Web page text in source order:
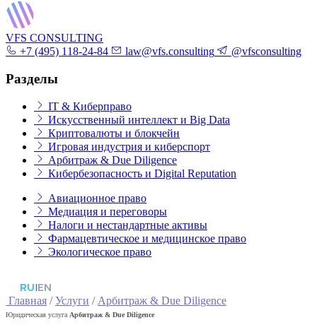
VFS CONSULTING
+7 (495) 118-24-84
law@vfs.consulting @vfsconsulting
Разделы
IT & Киберправо
Искусственный интеллект и Big Data
Криптовалюты и блокчейн
Игровая индустрия и киберспорт
Арбитраж & Due Diligence
Кибербезопасность и Digital Reputation
Авиационное право
Медиация и переговоры
Налоги и нестандартные активы
Фармацевтическое и медицинское право
Экологическое право
RU|EN
Главная /Услуги /Арбитраж & Due Diligence
Юридическая услуга Арбитраж & Due Diligence